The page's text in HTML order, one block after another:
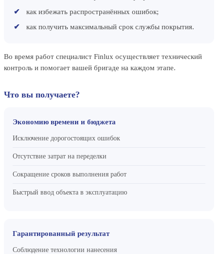
как избежать распространённых ошибок;
как получить максимальный срок службы покрытия.
Во время работ специалист Finlux осуществляет технический
контроль и помогает вашей бригаде на каждом этапе.
Что вы получаете?
Экономию времени и бюджета
Исключение дорогостоящих ошибок
Отсутствие затрат на переделки
Сокращение сроков выполнения работ
Быстрый ввод объекта в эксплуатацию
Гарантированный результат
Соблюдение технологии нанесения